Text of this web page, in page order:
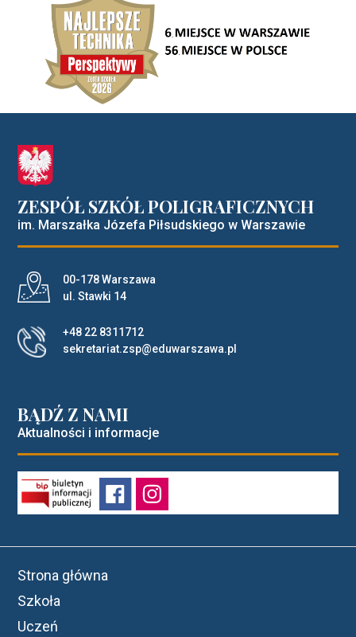
ZESPÓŁ SZKÓŁ POLIGRAFICZNYCH
im. Marszałka Józefa Piłsudskiego w Warszawie
Adres pocztowy:
00-178 Warszawa
ul. Stawki 14
+48 22 8311712
sekretariat.zsp@eduwarszawa.pl
BĄDŹ Z NAMI
Aktualności i informacje
Strona główna
Szkoła
Uczeń